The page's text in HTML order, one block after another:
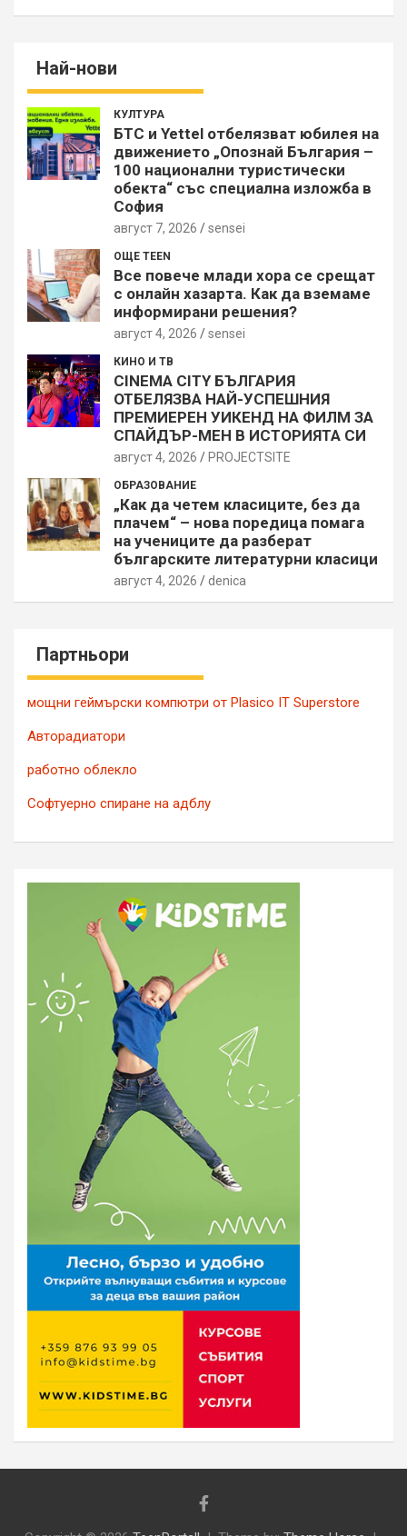
Най-нови
КУЛТУРА
БТС и Yettel отбелязват юбилея на
движението „Опознай България –
100 национални туристически
обекта“ със специална изложба в
София
август 7, 2026 sensei
ОЩЕ TEEN
Все повече млади хора се срещат
с онлайн хазарта. Как да вземаме
информирани решения?
август 4, 2026 sensei
КИНО И ТВ
CINEMA CITY БЪЛГАРИЯ
ОТБЕЛЯЗВА НАЙ-УСПЕШНИЯ
ПРЕМИЕРЕН УИКЕНД НА ФИЛМ ЗА
СПАЙДЪР-МЕН В ИСТОРИЯТА СИ
август 4, 2026 PROJECTSITЕ
ОБРАЗОВАНИЕ
„Как да четем класиците, без да
плачем“ – нова поредица помага
на учениците да разберат
българските литературни класици
август 4, 2026 denica
Партньори
мощни геймърски компютри от Plasico IT Superstore
Авторадиатори
работно облекло
Софтуерно спиране на адблу